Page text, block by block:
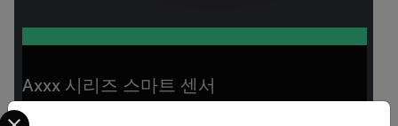
Axxx 시리즈 스마트 센서
고정-마운트형 열화상 카메라
Select your preferred country and language from the